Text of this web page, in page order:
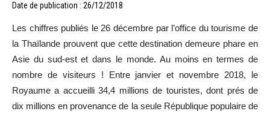
Date de publication : 26/12/2018
Les chiffres publiés le 26 décembre par l’office du tourisme de
la Thaïlande prouvent que cette destination demeure phare en
Asie du sud-est et dans le monde. Au moins en termes de
nombre de visiteurs ! Entre janvier et novembre 2018, le
Royaume a accueilli 34,4 millions de touristes, dont prés de
dix millions en provenance de la seule République populaire de